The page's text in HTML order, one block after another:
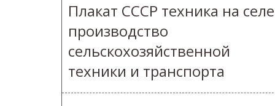
Плакат СССР техника на селе
производство
сельскохозяйственной
техники и транспорта